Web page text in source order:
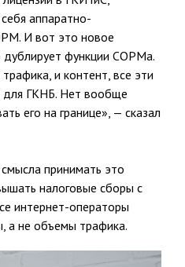
аппаратно-
И вот это новое
дублирует функции СОРМа.
и контент, все эти
ГКНБ. Нет вообще
его на границе», — сказал
принимать это
налоговые сборы с
интернет-операторы
а не объемы трафика.